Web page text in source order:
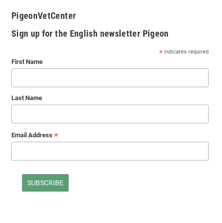
PigeonVetCenter
Sign up for the English newsletter Pigeon
* indicates required
First Name
Last Name
Email Address *